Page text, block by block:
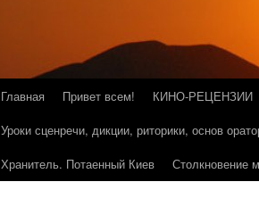
Главная Привет всем! КИНО-РЕЦЕНЗИИ
Уроки сценречи, дикции, риторики, основ
Хранитель. Потаенный Киев
Столкновение